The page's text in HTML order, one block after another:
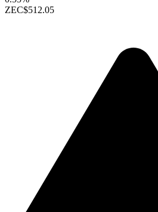
ZEC$512.05